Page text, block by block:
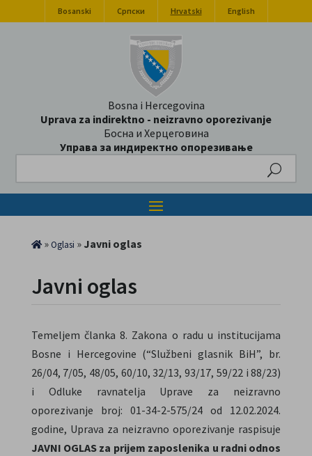
Bosanski Српски Hrvatski English
Bosna i Hercegovina
Uprava za indirektno - neizravno oporezivanje
Босна и Херцеговина
Управа за индиректно опорезивање
»Oglasi » Javni oglas
Javni oglas
Temeljem članka 8. Zakona o radu u institucijama
Bosne i Hercegovine (“Službeni glasnik BiH”, br.
26/04, 7/05, 48/05, 60/10, 32/13, 93/17, 59/22 i 88/23)
i Odluke ravnatelja Uprave za neizravno
oporezivanje broj: 01-34-2-575/24 od 12.02.2024.
godine, Uprava za neizravno oporezivanje raspisuje
JAVNI OGLAS za prijem zaposlenika u radni odnos